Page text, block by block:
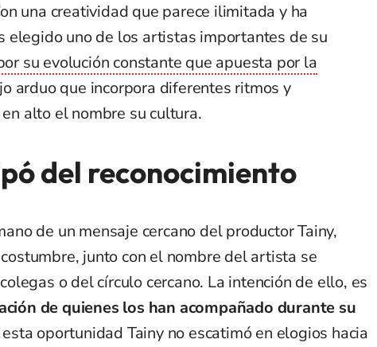
una creatividad que parece ilimitada y ha
elegido uno de los artistas importantes de su
su evolución constante que apuesta por la
arduo que incorpora diferentes ritmos y
alto el nombre su cultura.
del reconocimiento
de un mensaje cercano del productor Tainy,
junto con el nombre del artista se
o del círculo cercano. La intención de ello, es
de quienes los han acompañado durante su
oportunidad Tainy no escatimó en elogios hacia